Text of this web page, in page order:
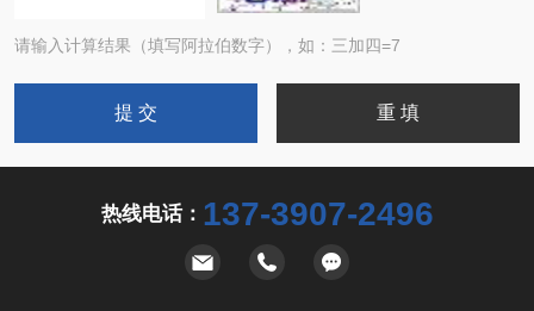
请输入计算结果（填写阿拉伯数字），如：三加四=7
热线电话： 137-3907-2496